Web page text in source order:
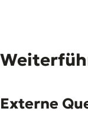
Externe